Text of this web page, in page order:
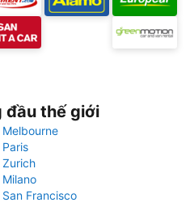
đầu thế giới
Melbourne
Paris
Zurich
Milano
San Francisco